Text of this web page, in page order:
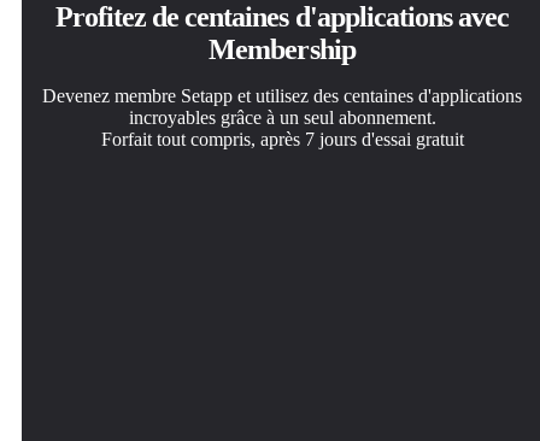
Profitez de centaines d'applications avec
Membership
Devenez membre Setapp et utilisez des centaines d'applications
incroyables grâce à un seul abonnement.
Forfait tout compris, après 7 jours d'essai gratuit